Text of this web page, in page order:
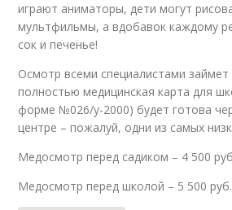
играют аниматоры, дети могут
мультфильмы, а вдобавок каждому
сок и печенье!
Осмотр всеми специалистами займет
полностью медицинская карта для
форме №026/у-2000) будет готова
центре – пожалуй, одни из самых
Медосмотр перед садиком – 4 500
Медосмотр перед школой – 5 500 руб.